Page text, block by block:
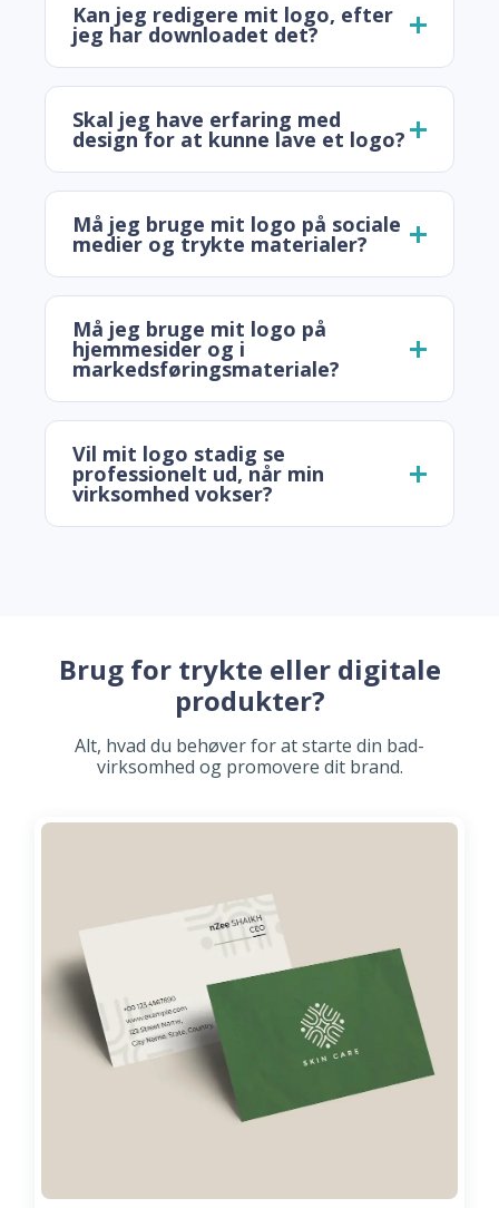
Kan jeg redigere mit logo, efter
jeg har downloadet det?
Skal jeg have erfaring med
design for at kunne lave et logo?
Må jeg bruge mit logo på sociale
medier og trykte materialer?
Må jeg bruge mit logo på
hjemmesider og i
markedsføringsmateriale?
Vil mit logo stadig se
professionelt ud, når min
virksomhed vokser?
Brug for trykte eller digitale
produkter?
Alt, hvad du behøver for at starte din bad-
virksomhed og promovere dit brand.